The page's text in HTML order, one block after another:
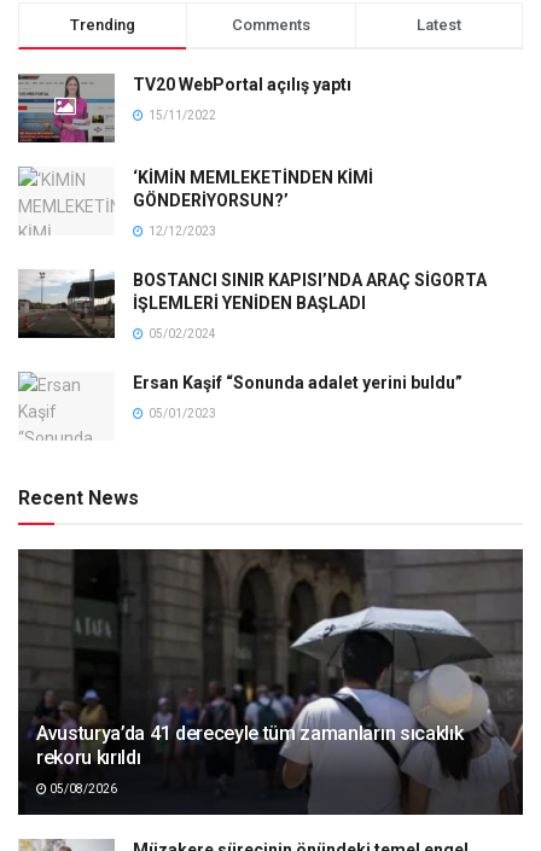
Trending Comments Latest
TV20 WebPortal açılış yaptı
15/11/2022
‘KİMİN MEMLEKETİNDEN KİMİ
GÖNDERİYORSUN?’
12/12/2023
BOSTANCI SINIR KAPISI’NDA ARAÇ SİGORTA
İŞLEMLERİ YENİDEN BAŞLADI
05/02/2024
Ersan Kaşif “Sonunda adalet yerini buldu”
05/01/2023
Recent News
Avusturya’da 41 dereceyle tüm zamanların sıcaklık
rekoru kırıldı
05/08/2026